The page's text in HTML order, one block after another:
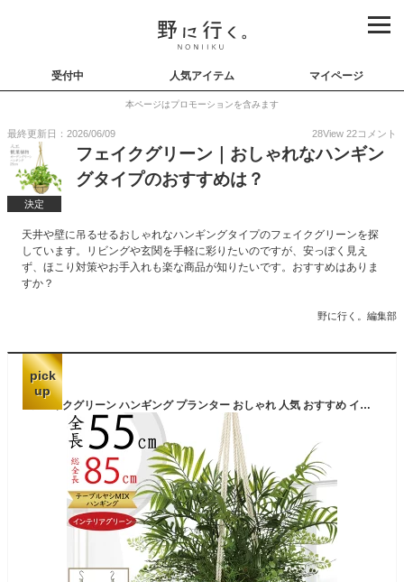
受付中 人気アイテム マイページ
本ページはプロモーションを含みます
最終更新日：2026/06/09 28View 22コメント
決定
フェイクグリーン｜おしゃれなハンギン
グタイプのおすすめは？
天井や壁に吊るせるおしゃれなハンギングタイプのフェイクグリーンを探
しています。リビングや玄関を手軽に彩りたいのですが、安っぽく見え
ず、ほこり対策やお手入れも楽な商品が知りたいです。おすすめはありま
すか？
野に行く。編集部
pick
up
フェイクグリーン ハンギング プランター おしゃれ 人気 おすすめ インテリアグリーン 観葉植物 リアル 人工観葉植物 造花 インテリア ポット 鉢付き 植木鉢 鉢カバー 園芸 吊るす 吊るし 吊るせる 吊り下げ 吊下げ 掛ける 天井 鴨居 お洒落 オブジェ テーブルヤシ 全長55cm